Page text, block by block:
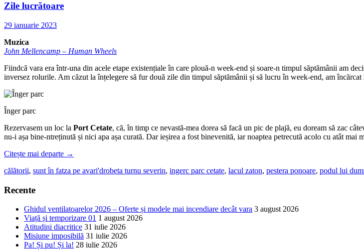
Zile lucrătoare
29 ianuarie 2023
Muzica
John Mellencamp – Human Wheels
Fiindcă vara era într-una din acele etape existențiale în care plouă-n week-end și soare-n timpul săptămânii am
inversez rolurile. Am căzut la înțelegere să fur două zile din timpul săptămânii și să lucru în week-end, am încărcat
Înger parc
Rezervasem un loc la Port Cetate, că, în timp ce nevastă-mea dorea să facă un pic de plajă, eu doream să zac
nu-i așa bine-ntreținută și nici apa așa curată. Dar ieșirea a fost binevenită, iar noaptea petrecută acolo cu atât mai
Citește mai departe →
călătorii, sunt în fatza pe avari'drobeta turnu severin, ingerc parc cetate, lacul zaton, pestera ponoare, podul lui
Recente
Ghidul ventilatoarelor 2026 – Oferte și modele mai incendiare decât vara 3 august 2026
Viață și temporizare 01 1 august 2026
Atitudini diacritice 31 iulie 2026
Misiune imposibilă 31 iulie 2026
Pa! Și pu! Și la! 28 iulie 2026